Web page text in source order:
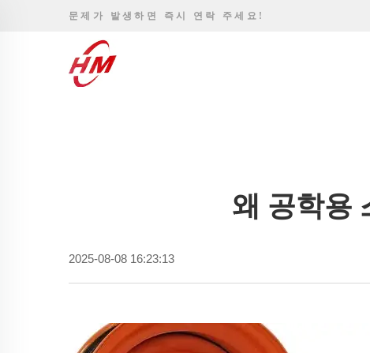
문제가 발생하면 즉시 연락 주세요!
왜 공학용
2025-08-08 16:23:13